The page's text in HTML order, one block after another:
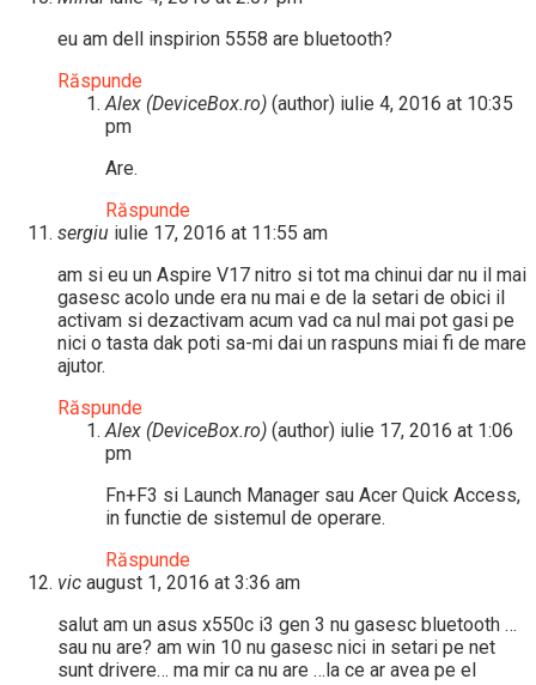
eu am dell inspirion 5558 are bluetooth?
Răspunde
Alex (DeviceBox.ro) (author) iulie 4, 2016 at 10:35
pm
Are.
Răspunde
sergiu iulie 17, 2016 at 11:55 am
am si eu un Aspire V17 nitro si tot ma chinui dar nu il mai
gasesc acolo unde era nu mai e de la setari de obici il
activam si dezactivam acum vad ca nul mai pot gasi pe
nici o tasta dak poti sa-mi dai un raspuns miai fi de mare
ajutor.
Răspunde
Alex (DeviceBox.ro) (author) iulie 17, 2016 at 1:06
pm
Fn+F3 si Launch Manager sau Acer Quick Access,
in functie de sistemul de operare.
Răspunde
vic august 1, 2016 at 3:36 am
salut am un asus x550c i3 gen 3 nu gasesc bluetooth …
sau nu are? am win 10 nu gasesc nici in setari pe net
sunt drivere… ma mir ca nu are …la ce ar avea pe el